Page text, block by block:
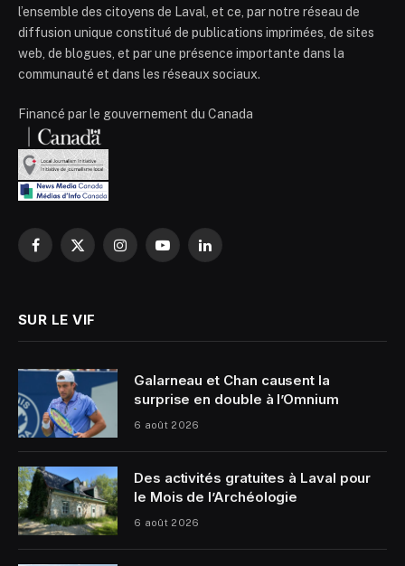
l’ensemble des citoyens de Laval, et ce, par notre réseau de
diffusion unique constitué de publications imprimées, de sites
web, de blogues, et par une présence importante dans la
communauté et dans les réseaux sociaux.
Financé par le gouvernement du Canada
Facebook
X
InstagramYouTubeLinkedIn
SUR LE VIF
Galarneau et Chan causent la
surprise en double à l’Omnium
6 août 2026
Des activités gratuites à Laval pour
le Mois de l’Archéologie
6 août 2026